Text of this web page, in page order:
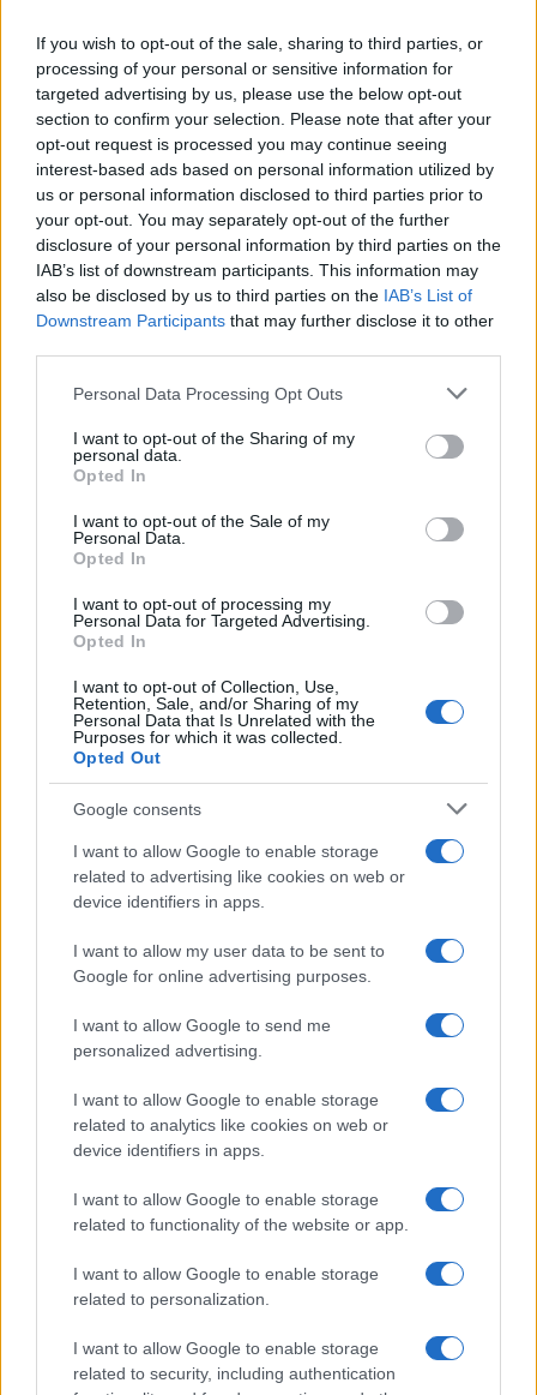
If you wish to opt-out of the sale, sharing to third parties, or
processing of your personal or sensitive information for
targeted advertising by us, please use the below opt-out
section to confirm your selection. Please note that after your
opt-out request is processed you may continue seeing
interest-based ads based on personal information utilized by
us or personal information disclosed to third parties prior to
your opt-out. You may separately opt-out of the further
disclosure of your personal information by third parties on the
IAB’s list of downstream participants. This information may
also be disclosed by us to third parties on the IAB’s List of
Downstream Participants that may further disclose it to other
Please note that this website/app uses one or more Google
not limited to your visit or usage behaviour. You may click to
grant or deny consent to Google and its third-party tags to
use your data for below specified purposes in below Google
consent section.
Personal Data Processing Opt Outs
I want to opt-out of the Sharing of my
personal data.
Opted In
I want to opt-out of the Sale of my
Personal Data.
Opted In
I want to opt-out of processing my
Personal Data for Targeted Advertising.
Opted In
I want to opt-out of Collection, Use,
Retention, Sale, and/or Sharing of my
Personal Data that Is Unrelated with the
Purposes for which it was collected.
Opted Out
Google consents
I want to allow Google to enable storage
related to advertising like cookies on web or
device identifiers in apps.
I want to allow my user data to be sent to
Google for online advertising purposes.
I want to allow Google to send me
personalized advertising.
I want to allow Google to enable storage
related to analytics like cookies on web or
device identifiers in apps.
I want to allow Google to enable storage
related to functionality of the website or app.
I want to allow Google to enable storage
related to personalization.
I want to allow Google to enable storage
related to security, including authentication
ancora insufficienti.
Negli ultimi mesi, diversi incidenti hanno messo in
luce la vulnerabilità dello spazio aereo europeo.
Droni ucraini ed estoni sono stati abbattuti a causa
delle interferenze elettroniche russe. La necessità
di un approccio multilivello, che combini tecnologia
di rilevamento e difesa, è diventata cruciale.
L’Europa deve considerare investimenti in startup
per accelerare lo sviluppo di sistemi di difesa
contro i droni e promuovere una collaborazione più
stretta tra forze armate e industrie della difesa.
AiAdhubMedia
Continua a leggere
B2B NEWS